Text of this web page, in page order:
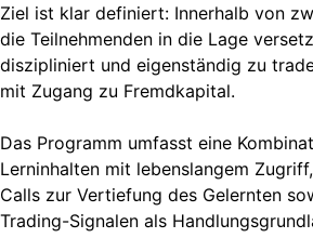
Ziel ist klar definiert: Innerhalb von
die Teilnehmenden in die Lage
diszipliniert und eigenständig zu
mit Zugang zu Fremdkapital.
Das Programm umfasst eine
Lerninhalten mit lebenslangem
Calls zur Vertiefung des Gelernten
Trading-Signalen als